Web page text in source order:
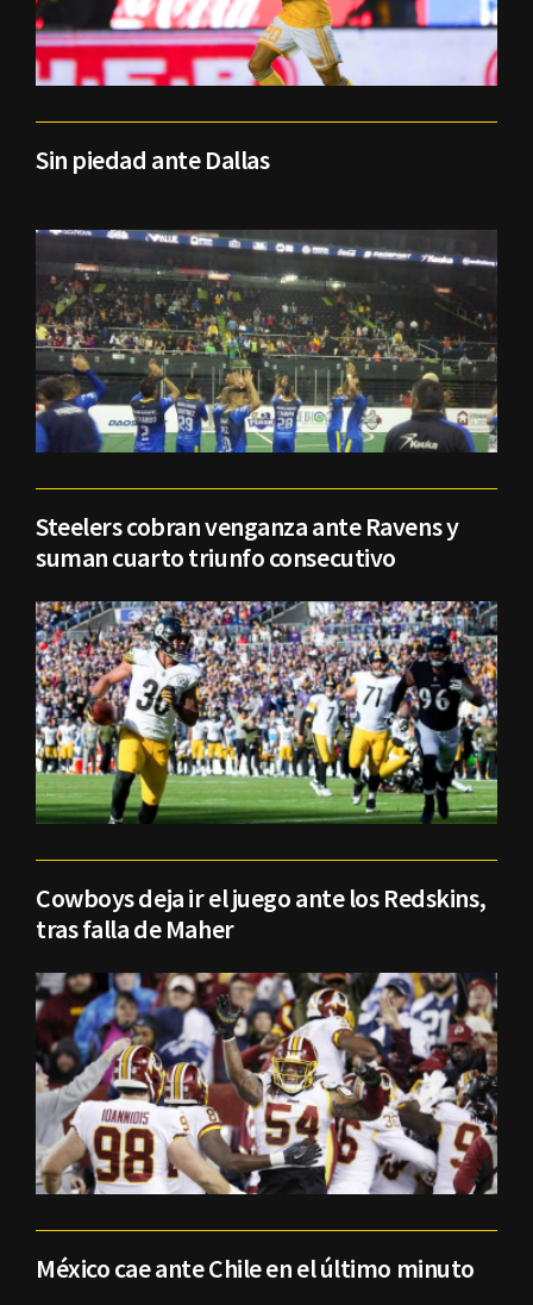
Sin piedad ante Dallas
Steelers cobran venganza ante Ravens y
suman cuarto triunfo consecutivo
Cowboys deja ir el juego ante los Redskins,
tras falla de Maher
México cae ante Chile en el último minuto